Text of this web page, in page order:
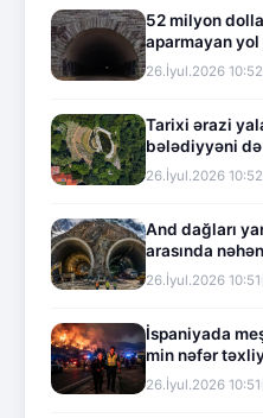
52 milyon
aparmayan
26.İyul.2026 10:52
Tarixi ərazi
bələdiyyəni də
26.İyul.2026 10:52
And dağları
arasında
26.İyul.2026 10:51
İspaniyada
min nəfər
26.İyul.2026 10:51